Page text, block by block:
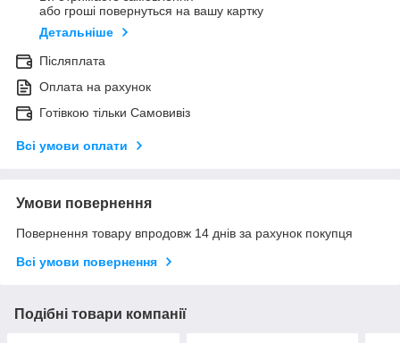
або гроші повернуться на вашу картку
Детальніше
Післяплата
Оплата на рахунок
Готівкою тільки Самовивіз
Всі умови оплати
Умови повернення
Повернення товару впродовж 14 днів за рахунок покупця
Всі умови повернення
Подібні товари компанії